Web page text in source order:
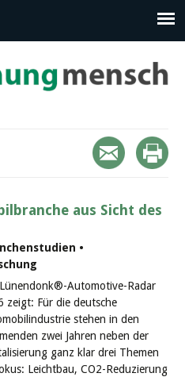
aus Sicht des
•
Automotive-Radar
zeigt: Für die deutsche
stehen in den
zwei Jahren neben der
ganz klar drei Themen
Leichtbau, CO2-Reduzierung